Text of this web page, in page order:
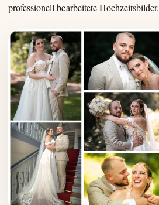
professionell bearbeitete Hochzeitsbilder.